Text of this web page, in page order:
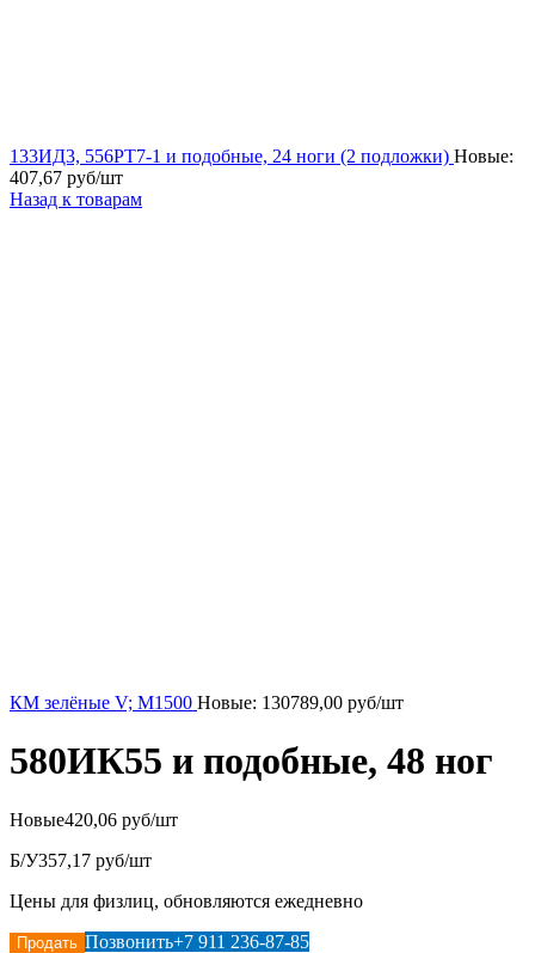
133ИД3, 556РТ7-1 и подобные, 24 ноги (2 подложки) Новые:
407,67 руб/шт
Назад к товарам
КМ зелёные V; М1500 Новые: 130789,00 руб/шт
580ИК55 и подобные, 48 ног
Новые420,06 руб/шт
Б/У357,17 руб/шт
Цены для физлиц, обновляются ежедневно
Продать Позвонить+7 911 236-87-85